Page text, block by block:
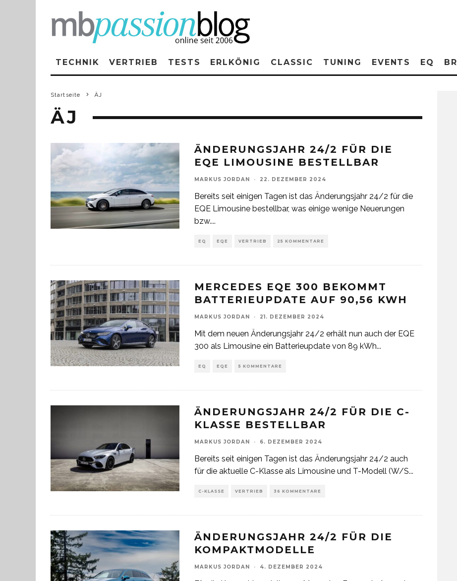
TECHNIK VERTRIEB TESTS ERLKÖNIG CLASSIC TUNING EVENTS EQ BR
Startseite ÄJ
ÄJ
ÄNDERUNGSJAHR 24/2 FÜR DIE
EQE LIMOUSINE BESTELLBAR
MARKUS JORDAN · 22. DEZEMBER 2024
Bereits seit einigen Tagen ist das Änderungsjahr 24/2 für die
EQE Limousine bestellbar, was einige wenige Neuerungen
bzw....
EQ EQE VERTRIEB 25 KOMMENTARE
MERCEDES EQE 300 BEKOMMT
BATTERIEUPDATE AUF 90,56 KWH
MARKUS JORDAN · 21. DEZEMBER 2024
Mit dem neuen Änderungsjahr 24/2 erhält nun auch der EQE
300 als Limousine ein Batterieupdate von 89 kWh...
EQ EQE 5 KOMMENTARE
ÄNDERUNGSJAHR 24/2 FÜR DIE C-
KLASSE BESTELLBAR
MARKUS JORDAN · 6. DEZEMBER 2024
Bereits seit einigen Tagen ist das Änderungsjahr 24/2 auch
für die aktuelle C-Klasse als Limousine und T-Modell (W/S...
C-KLASSE VERTRIEB 36 KOMMENTARE
ÄNDERUNGSJAHR 24/2 FÜR DIE
KOMPAKTMODELLE
MARKUS JORDAN · 4. DEZEMBER 2024